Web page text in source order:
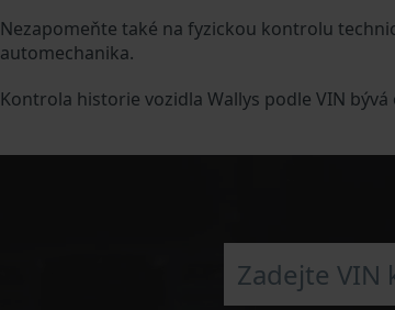
Nezapomeňte také na fyzickou kontrolu
automechanika.
Kontrola historie vozidla Wallys podle VIN